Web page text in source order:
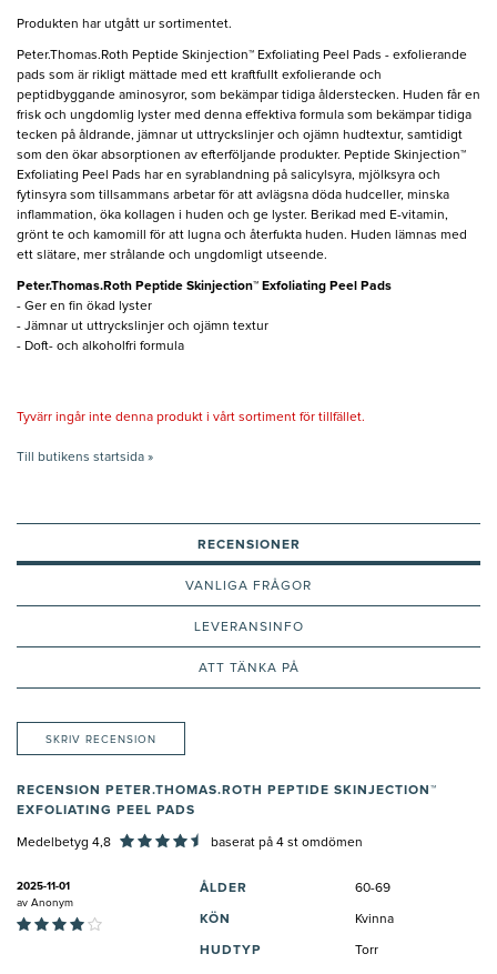
Produkten har utgått ur sortimentet.
Peter.Thomas.Roth Peptide Skinjection™ Exfoliating Peel Pads - exfolierande
pads som är rikligt mättade med ett kraftfullt exfolierande och
peptidbyggande aminosyror, som bekämpar tidiga ålderstecken. Huden får en
frisk och ungdomlig lyster med denna effektiva formula som bekämpar tidiga
tecken på åldrande, jämnar ut uttryckslinjer och ojämn hudtextur, samtidigt
som den ökar absorptionen av efterföljande produkter. Peptide Skinjection™
Exfoliating Peel Pads har en syrablandning på salicylsyra, mjölksyra och
fytinsyra som tillsammans arbetar för att avlägsna döda hudceller, minska
inflammation, öka kollagen i huden och ge lyster. Berikad med E-vitamin,
grönt te och kamomill för att lugna och återfukta huden. Huden lämnas med
ett slätare, mer strålande och ungdomligt utseende.
Peter.Thomas.Roth Peptide Skinjection™ Exfoliating Peel Pads
- Ger en fin ökad lyster
- Jämnar ut uttryckslinjer och ojämn textur
- Doft- och alkoholfri formula
Tyvärr ingår inte denna produkt i vårt sortiment för tillfället.
Till butikens startsida »
RECENSIONER
VANLIGA FRÅGOR
LEVERANSINFO
ATT TÄNKA PÅ
SKRIV RECENSION
RECENSION PETER.THOMAS.ROTH PEPTIDE SKINJECTION™
EXFOLIATING PEEL PADS
Medelbetyg 4,8 baserat på 4 st omdömen
2025-11-01
av Anonym
ÅLDER 60-69
KÖN Kvinna
HUDTYP Torr